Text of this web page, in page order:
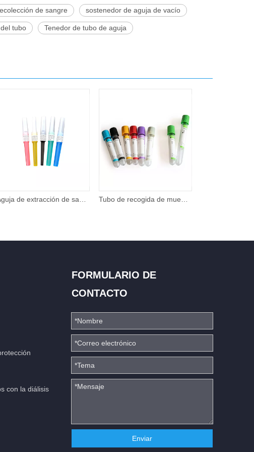
de sangre sostenedor de aguja de vacío
tubo Tenedor de tubo de aguja
con la diálisis
FORMULARIO DE
CONTACTO
Enviar